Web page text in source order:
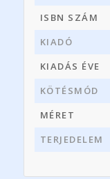
ISBN SZÁM
KIADÓ
KIADÁS ÉVE
KÖTÉSMÓD
MÉRET
TERJEDELEM